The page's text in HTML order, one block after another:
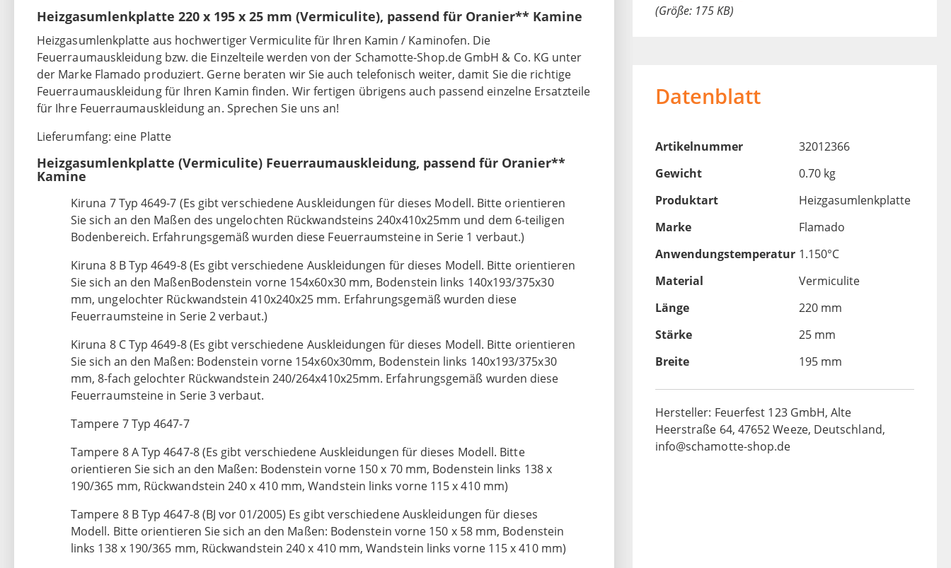
Heizgasumlenkplatte 220 x 195 x 25 mm (Vermiculite), passend für Oranier** Kamine
Heizgasumlenkplatte aus hochwertiger Vermiculite für Ihren Kamin / Kaminofen. Die
Feuerraumauskleidung bzw. die Einzelteile werden von der Schamotte-Shop.de GmbH & Co. KG unter
der Marke Flamado produziert. Gerne beraten wir Sie auch telefonisch weiter, damit Sie die richtige
Feuerraumauskleidung für Ihren Kamin finden. Wir fertigen übrigens auch passend einzelne Ersatzteile
für Ihre Feuerraumauskleidung an. Sprechen Sie uns an!
Lieferumfang: eine Platte
Heizgasumlenkplatte (Vermiculite) Feuerraumauskleidung, passend für Oranier**
Kamine
Kiruna 7 Typ 4649-7 (Es gibt verschiedene Auskleidungen für dieses Modell. Bitte orientieren
Sie sich an den Maßen des ungelochten Rückwandsteins 240x410x25mm und dem 6-teiligen
Bodenbereich. Erfahrungsgemäß wurden diese Feuerraumsteine in Serie 1 verbaut.)
Kiruna 8 B Typ 4649-8 (Es gibt verschiedene Auskleidungen für dieses Modell. Bitte orientieren
Sie sich an den MaßenBodenstein vorne 154x60x30 mm, Bodenstein links 140x193/375x30
mm, ungelochter Rückwandstein 410x240x25 mm. Erfahrungsgemäß wurden diese
Feuerraumsteine in Serie 2 verbaut.)
Kiruna 8 C Typ 4649-8 (Es gibt verschiedene Auskleidungen für dieses Modell. Bitte orientieren
Sie sich an den Maßen: Bodenstein vorne 154x60x30mm, Bodenstein links 140x193/375x30
mm, 8-fach gelochter Rückwandstein 240/264x410x25mm. Erfahrungsgemäß wurden diese
Feuerraumsteine in Serie 3 verbaut.
Tampere 7 Typ 4647-7
Tampere 8 A Typ 4647-8 (Es gibt verschiedene Auskleidungen für dieses Modell. Bitte
orientieren Sie sich an den Maßen: Bodenstein vorne 150 x 70 mm, Bodenstein links 138 x
190/365 mm, Rückwandstein 240 x 410 mm, Wandstein links vorne 115 x 410 mm)
Tampere 8 B Typ 4647-8 (BJ vor 01/2005) Es gibt verschiedene Auskleidungen für dieses
Modell. Bitte orientieren Sie sich an den Maßen: Bodenstein vorne 150 x 58 mm, Bodenstein
links 138 x 190/365 mm, Rückwandstein 240 x 410 mm, Wandstein links vorne 115 x 410 mm)
(Größe: 175 KB)
Datenblatt
Artikelnummer
32012366
Gewicht
0.70 kg
Produktart
Heizgasumlenkplatte
Marke
Flamado
Anwendungstemperatur 1.150°C
Material
Vermiculite
Länge
220 mm
Stärke
25 mm
Breite
195 mm
Hersteller: Feuerfest 123 GmbH, Alte
Heerstraße 64, 47652 Weeze, Deutschland,
info@schamotte-shop.de